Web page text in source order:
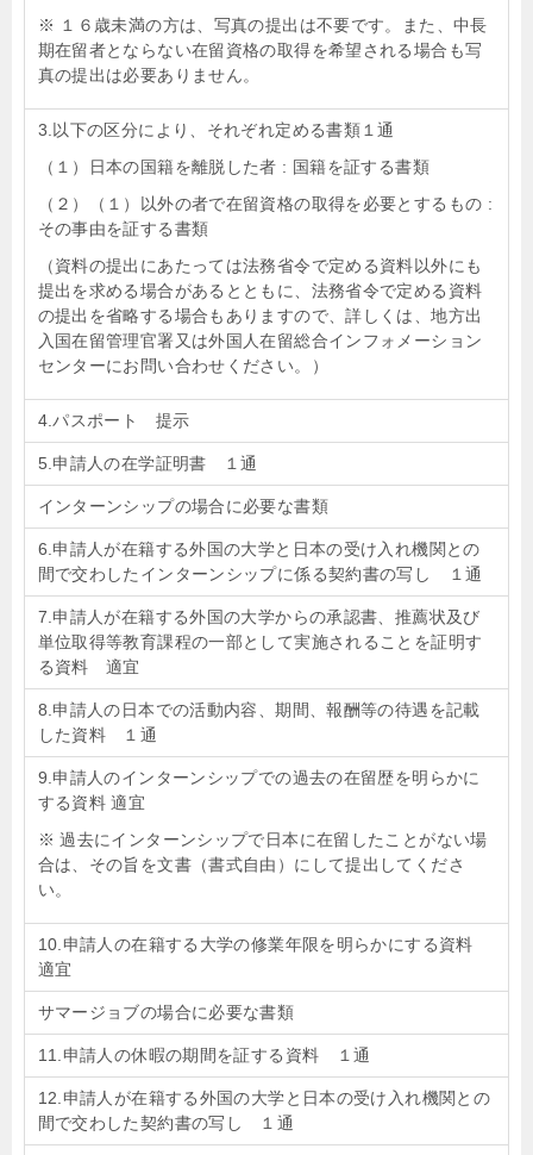
※ １６歳未満の方は、写真の提出は不要です。また、中長
期在留者とならない在留資格の取得を希望される場合も写
真の提出は必要ありません。
3.以下の区分により、それぞれ定める書類１通
（１）日本の国籍を離脱した者 : 国籍を証する書類
（２）（１）以外の者で在留資格の取得を必要とするもの :
その事由を証する書類
（資料の提出にあたっては法務省令で定める資料以外にも
提出を求める場合があるとともに、法務省令で定める資料
の提出を省略する場合もありますので、詳しくは、地方出
入国在留管理官署又は外国人在留総合インフォメーション
センターにお問い合わせください。）
4.パスポート 提示
5.申請人の在学証明書 １通
インターンシップの場合に必要な書類
6.申請人が在籍する外国の大学と日本の受け入れ機関との
間で交わしたインターンシップに係る契約書の写し １通
7.申請人が在籍する外国の大学からの承認書、推薦状及び
単位取得等教育課程の一部として実施されることを証明す
る資料 適宜
8.申請人の日本での活動内容、期間、報酬等の待遇を記載
した資料 １通
9.申請人のインターンシップでの過去の在留歴を明らかに
する資料 適宜
※ 過去にインターンシップで日本に在留したことがない場
合は、その旨を文書（書式自由）にして提出してくださ
い。
10.申請人の在籍する大学の修業年限を明らかにする資料
適宜
サマージョブの場合に必要な書類
11.申請人の休暇の期間を証する資料 １通
12.申請人が在籍する外国の大学と日本の受け入れ機関との
間で交わした契約書の写し １通